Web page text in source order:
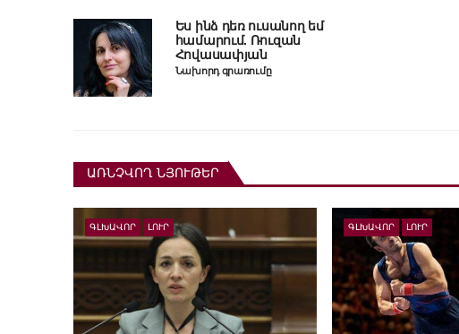
Ես ինձ դեռ ուսանող եմ
համարում. Ռուզան
Հովասափյան
Նախորդ գրառումը
ԱՌՆՉՎՈՂ ՆՅՈՒԹԵՐ
ԳԼԽԱՎՈՐ ԼՈՒՐ ԳԼԽԱՎՈՐ ԼՈՒՐ